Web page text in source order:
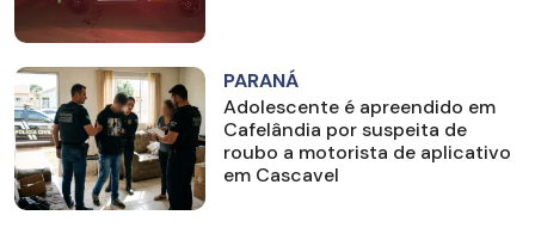
PARANÁ
Adolescente é apreendido em
Cafelândia por suspeita de
roubo a motorista de aplicativo
em Cascavel